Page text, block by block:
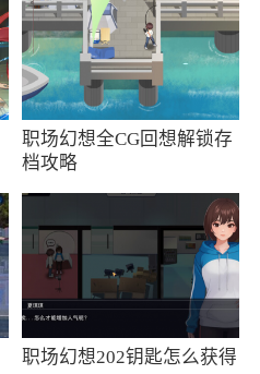
一款来自荣耀公司推出的
用户带来了荣耀手机、
、配件和家居等覆盖全
我们在第一时间掌握到
到全部的正品保障
手机商城软件，软件内为
的产品，通过软件用户
购买，想要什么就在这
，感兴趣的朋友快来下
职场幻想全CG回想解锁存
档攻略
职场幻想202钥匙怎么获得